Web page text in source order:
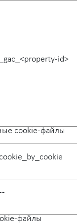
_gac_<property-id>
cookie-файлы
cookie_by_cookie
файлы